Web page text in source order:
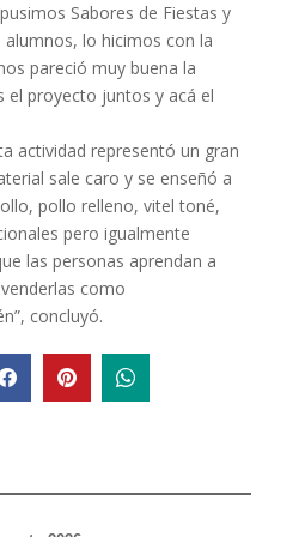
Sabores de Fiestas y
lo hicimos con la
pareció muy buena la
el proyecto juntos y acá el
actividad representó un gran
sale caro y se enseñó a
pollo relleno, vitel toné,
pero igualmente
las personas aprendan a
como
concluyó.